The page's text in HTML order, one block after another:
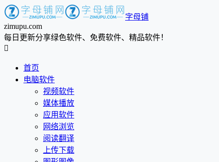
字母铺
zimupu.com
每日更新分享绿色软件、免费软件、精品软件！

首页
电脑软件
视频软件
媒体播放
应用软件
网络浏览
阅读翻译
上传下载